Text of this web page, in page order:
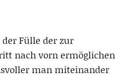
der Fülle der zur
nach vorn ermöglichen
man miteinander